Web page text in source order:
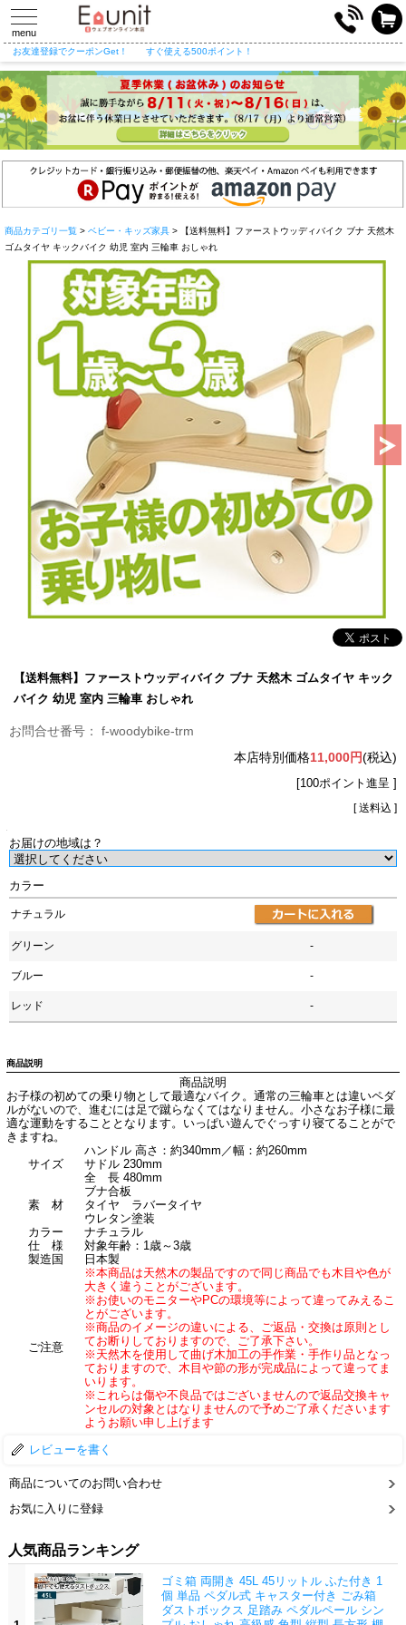
toggle
navigation
menu
お友達登録でクーポンGet！ すぐ使える500ポイント！
商品カテゴリ一覧 > ベビー・キッズ家具 > 【送料無料】ファーストウッディバイク ブナ 天然木
ゴムタイヤ キックバイク 幼児 室内 三輪車 おしゃれ
【送料無料】ファーストウッディバイク ブナ 天然木 ゴムタイヤ キック
バイク 幼児 室内 三輪車 おしゃれ
f-woodybike-trm
本店特別価格11,000円(税込)
[100ポイント進呈 ]
[ 送料込 ]
お届けの地域は？
カラー
ナチュラル
グリーン -
ブルー -
レッド -
商品説明
商品説明
お子様の初めての乗り物として最適なバイク。通常の三輪車とは違いペダ
ルがないので、進むには足で蹴らなくてはなりません。小さなお子様に最
適な運動をすることとなります。いっぱい遊んでぐっすり寝てることがで
きますね。
サイズ
ハンドル 高さ：約340mm／幅：約260mm
サドル 230mm
全 長 480mm
素 材
ブナ合板
タイヤ ラバータイヤ
ウレタン塗装
カラー
ナチュラル
仕 様
対象年齢：1歳～3歳
製造国
日本製
ご注意
※本商品は天然木の製品ですので同じ商品でも木目や色が
大きく違うことがございます。
※お使いのモニターやPCの環境等によって違ってみえるこ
とがございます。
※商品のイメージの違いによる、ご返品・交換は原則とし
てお断りしておりますので、ご了承下さい。
※天然木を使用して曲げ木加工の手作業・手作り品となっ
ておりますので、木目や節の形が完成品によって違ってま
いります。
※これらは傷や不良品ではございませんので返品交換キャ
ンセルの対象とはなりませんので予めご了承くださいます
ようお願い申し上げます
レビューを書く
商品についてのお問い合わせ
お気に入りに登録
人気商品ランキング
ゴミ箱 両開き 45L 45リットル ふた付き 1
個 単品 ペダル式 キャスター付き ごみ箱
ダストボックス 足踏み ペダルペール シン